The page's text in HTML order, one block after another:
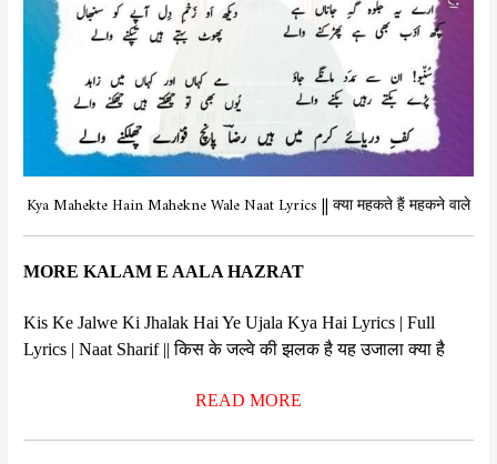
Kya Mahekte Hain Mahekne Wale Naat Lyrics || क्या महकते हैं महकने वाले
MORE KALAM E AALA HAZRAT
Kis Ke Jalwe Ki Jhalak Hai Ye Ujala Kya Hai Lyrics | Full
Lyrics | Naat Sharif || किस के जल्वे की झलक है यह उजाला क्या है
READ MORE